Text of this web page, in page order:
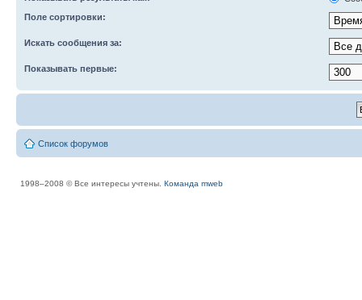
Поле сортировки:
Искать сообщения за:
Показывать первые:
Список форумов
1998–2008 © Все интересы учтены. Команда mweb